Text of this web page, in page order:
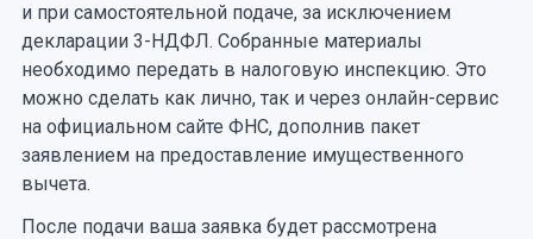
и при самостоятельной подаче, за исключением
декларации 3-НДФЛ. Собранные материалы
необходимо передать в налоговую инспекцию. Это
можно сделать как лично, так и через онлайн-сервис
на официальном сайте ФНС, дополнив пакет
заявлением на предоставление имущественного
вычета.
После подачи ваша заявка будет рассмотрена